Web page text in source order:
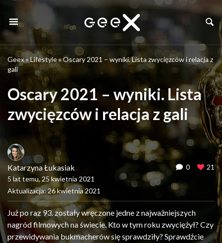
Geex»Lifestyle»Oscary 2021 – wyniki. Lista zwycięzców i relacja z
gali
Oscary 2021 – wyniki. Lista
zwycięzców i relacja z gali
Katarzyna Łukasiak
5 lat temu, 25 kwietnia 2021
Aktualizacja: 26 kwietnia 2021
0 21
Już po raz 93. zostały wręczone jedne z najważniejszych
nagród filmowych na świecie. Kto w tym roku zwyciężył? Czy
przewidywania bukmacherów się sprawdziły? Sprawdźcie